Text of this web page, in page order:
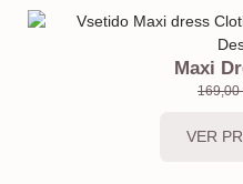
Maxi
169,00
VER